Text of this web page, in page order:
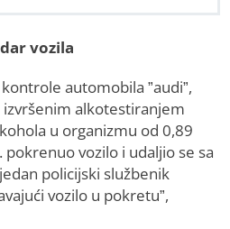
vozila
automobila ”audi”,
izvršenim alkotestiranjem
u organizmu od 0,89
pokrenuo vozilo i udaljio se sa
policijski službenik
vozilo u pokretu”,